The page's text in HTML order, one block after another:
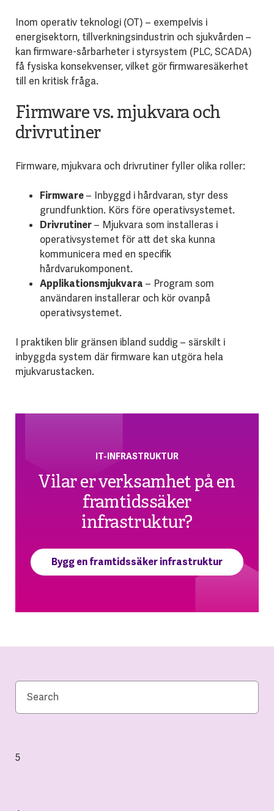
Inom operativ teknologi (OT) – exempelvis i
energisektorn, tillverkningsindustrin och sjukvården –
kan firmware-sårbarheter i styrsystem (PLC, SCADA)
få fysiska konsekvenser, vilket gör firmwaresäkerhet
till en kritisk fråga.
Firmware vs. mjukvara och
drivrutiner
Firmware, mjukvara och drivrutiner fyller olika roller:
Firmware– Inbyggd i hårdvaran, styr dess
grundfunktion. Körs före operativsystemet.
Drivrutiner– Mjukvara som installeras i
operativsystemet för att det ska kunna
kommunicera med en specifik
hårdvarukomponent.
Applikationsmjukvara – Program som
användaren installerar och kör ovanpå
operativsystemet.
I praktiken blir gränsen ibland suddig – särskilt i
inbyggda system där firmware kan utgöra hela
mjukvarustacken.
IT-INFRASTRUKTUR
Vilar er verksamhet på en
framtidssäker
infrastruktur?
Bygg en framtidssäker infrastruktur
5